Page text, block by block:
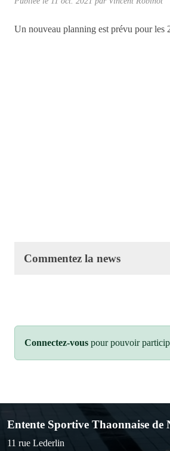
Un nouveau planning est prévu pour les
Commentez la news
Connectez-vous pour pouvoir
Entente Sportive Thaonnaise de
11 rue Lederlin